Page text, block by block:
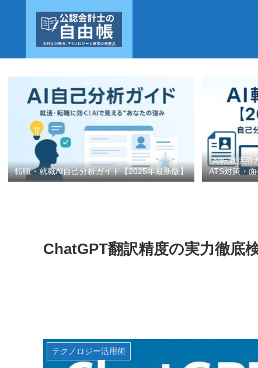
転職・就職AI自己分析ガイド【2025年最新版】
AI転職活用
ATS対策・
ChatGPT翻訳精度の実力徹底
テクノロジー活用術